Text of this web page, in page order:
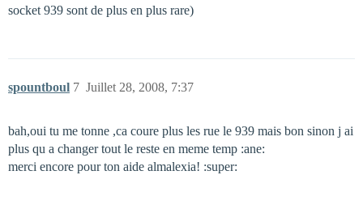
socket 939 sont de plus en plus rare)
spountboul Juillet 28, 2008, 7:37
7
bah,oui tu me tonne ,ca coure plus les rue le 939 mais bon sinon j ai
plus qu a changer tout le reste en meme temp :ane:
merci encore pour ton aide almalexia! :super: